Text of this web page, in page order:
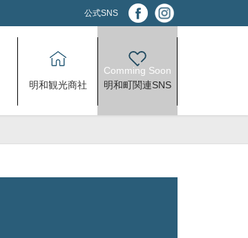
公式SNS
明和観光商社 明和町関連SNS